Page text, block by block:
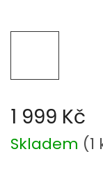
1 999 Kč
Měrná
cena:
Skladem (1